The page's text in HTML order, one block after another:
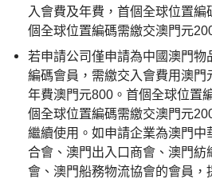
入會費及年費，首個全球位置
個全球位置編碼需繳交澳門元
若申請公司僅申請為中國澳門物
編碼會員，需繳交入會費用澳門
年費澳門元800。首個全球位置
個全球位置編碼需繳交澳門元
繼續使用。如申請企業為澳門中
合會、澳門出入口商會、澳門紡
會、澳門船務物流協會的會員，